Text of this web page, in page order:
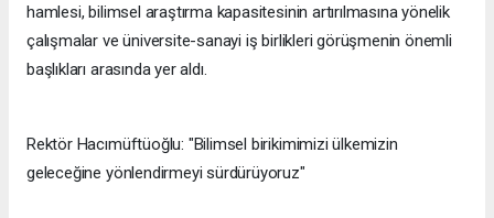
hamlesi, bilimsel araştırma kapasitesinin artırılmasına yönelik
çalışmalar ve üniversite-sanayi iş birlikleri görüşmenin önemli
başlıkları arasında yer aldı.
Rektör Hacımüftüoğlu: "Bilimsel birikimimizi ülkemizin
geleceğine yönlendirmeyi sürdürüyoruz"